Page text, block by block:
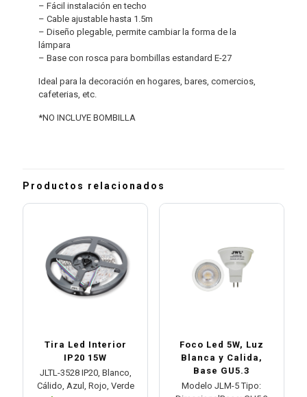
– Fácil instalación en techo
– Cable ajustable hasta 1.5m
– Diseño plegable, permite cambiar la forma de la
lámpara
– Base con rosca para bombillas estandard E-27
Ideal para la decoración en hogares, bares, comercios,
cafeterias, etc.
*NO INCLUYE BOMBILLA
Productos relacionados
Tira Led Interior
IP20 15W
JLTL-3528 IP20, Blanco,
Cálido, Azul, Rojo, Verde
Foco Led 5W, Luz
Blanca y Calida,
Base GU5.3
Modelo JLM-5 Tipo: